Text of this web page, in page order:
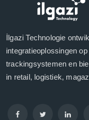
İlgazi Technologie
integratieoplossingen
trackingsystemen en
in retail, logistiek,